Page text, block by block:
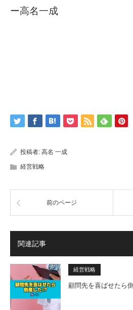
ー高名一成
投稿者: 高名 一成
経営戦略
前のページ
関連記事
経営戦略
顧問先を喜ばせたら